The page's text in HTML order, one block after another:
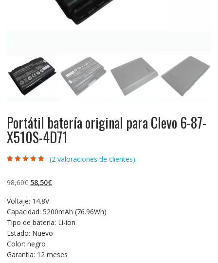
Portátil batería original para Clevo 6-87-
X510S-4D71
valoraciones
(2valoraciones de clientes)
98,60€ El
original
era:
98,60€.
58,50€El
es:
58,50€.
Voltaje: 14.8V
Capacidad: 5200mAh (76.96Wh)
Tipo de batería: Li-ion
Estado: Nuevo
Color: negro
Garantía: 12 meses